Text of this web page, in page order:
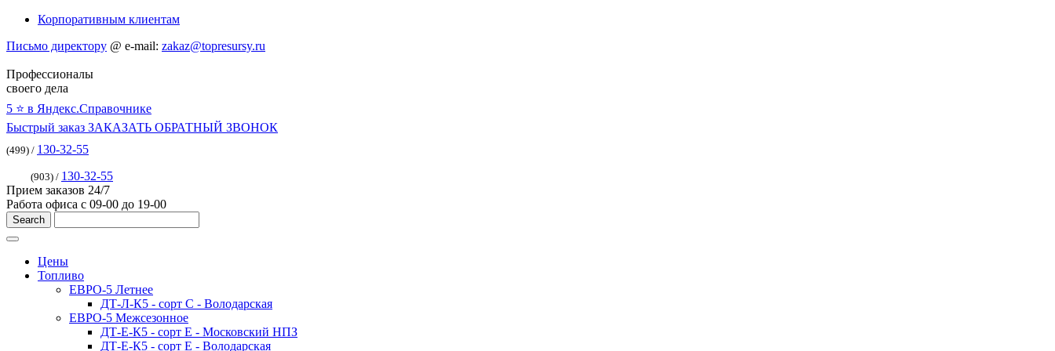
Корпоративным клиентам
Письмо директору @ e-mail: zakaz@topresursy.ru
Профессионалы
своего дела
5 ⭐️ в Яндекс.Справочнике
Быстрый заказ ЗАКАЗАТЬ ОБРАТНЫЙ ЗВОНОК
(499) / 130-32-55
(903) / 130-32-55
Прием заказов 24/7
Работа офиса с 09-00 до 19-00
Цены
Топливо
ЕВРО-5 Летнее
ДТ-Л-К5 - сорт С - Володарская
ЕВРО-5 Межсезонное
ДТ-Е-К5 - сорт E - Московский НПЗ
ДТ-Е-К5 - сорт E - Володарская